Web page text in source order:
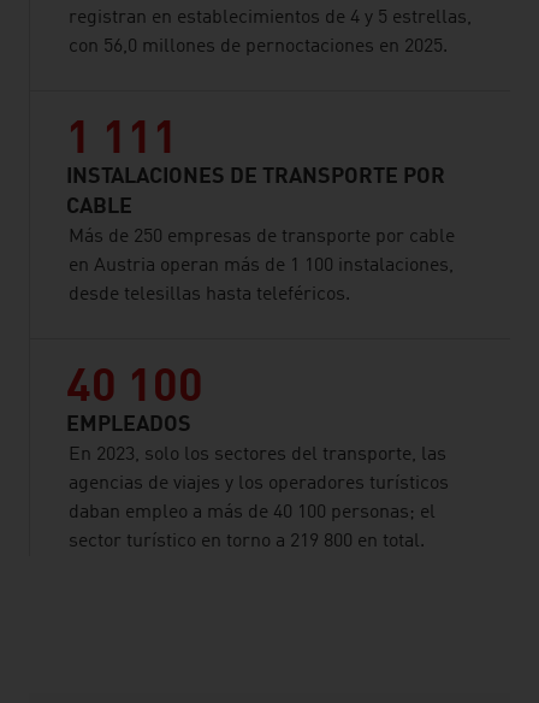
registran en establecimientos de 4 y 5 estrellas,
con 56,0 millones de pernoctaciones en 2025.
1 111
INSTALACIONES DE TRANSPORTE POR
CABLE
Más de 250 empresas de transporte por cable
en Austria operan más de 1 100 instalaciones,
desde telesillas hasta teleféricos.
40 100
EMPLEADOS
En 2023, solo los sectores del transporte, las
agencias de viajes y los operadores turísticos
daban empleo a más de 40 100 personas; el
sector turístico en torno a 219 800 en total.